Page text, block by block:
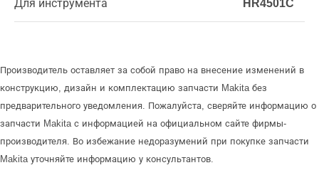
Для инструмента HR4501C
Производитель оставляет за собой право на внесение изменений в
конструкцию, дизайн и комплектацию запчасти Makita без
предварительного уведомления. Пожалуйста, сверяйте информацию о
запчасти Makita с информацией на официальном сайте фирмы-
производителя. Во избежание недоразумений при покупке запчасти
Makita уточняйте информацию у консультантов.